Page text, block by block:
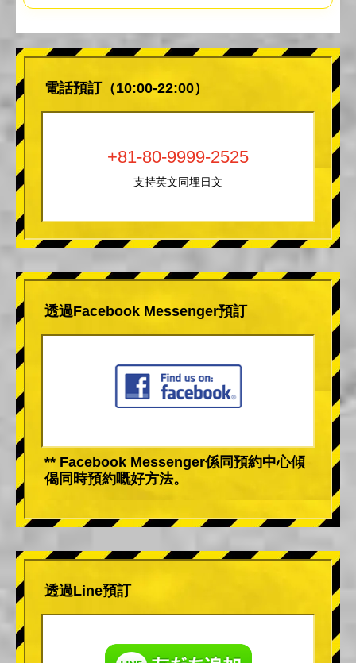
電話預訂（10:00-22:00）
+81-80-9999-2525
支持英文同埋日文
透過Facebook Messenger預訂
** Facebook Messenger係同預約中心傾
偈同時預約嘅好方法。
透過Line預訂